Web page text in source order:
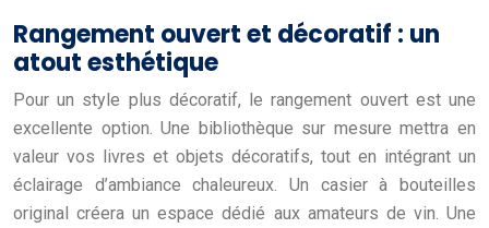
Rangement ouvert et décoratif : un
atout esthétique
Pour un style plus décoratif, le rangement ouvert est une
excellente option. Une bibliothèque sur mesure mettra en
valeur vos livres et objets décoratifs, tout en intégrant un
éclairage d’ambiance chaleureux. Un casier à bouteilles
original créera un espace dédié aux amateurs de vin. Une